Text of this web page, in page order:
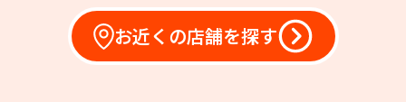
お近くの店舗を探す